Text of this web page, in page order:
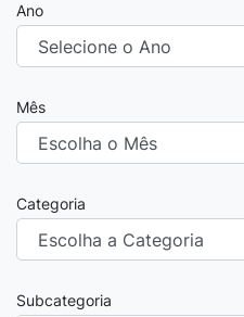
Ano
Mês
Categoria
Subcategoria